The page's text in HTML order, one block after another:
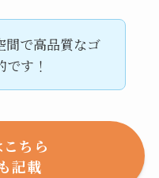
間で高品質なゴ
す！
ちら
記載